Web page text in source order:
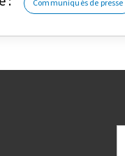
Communiqués de presse